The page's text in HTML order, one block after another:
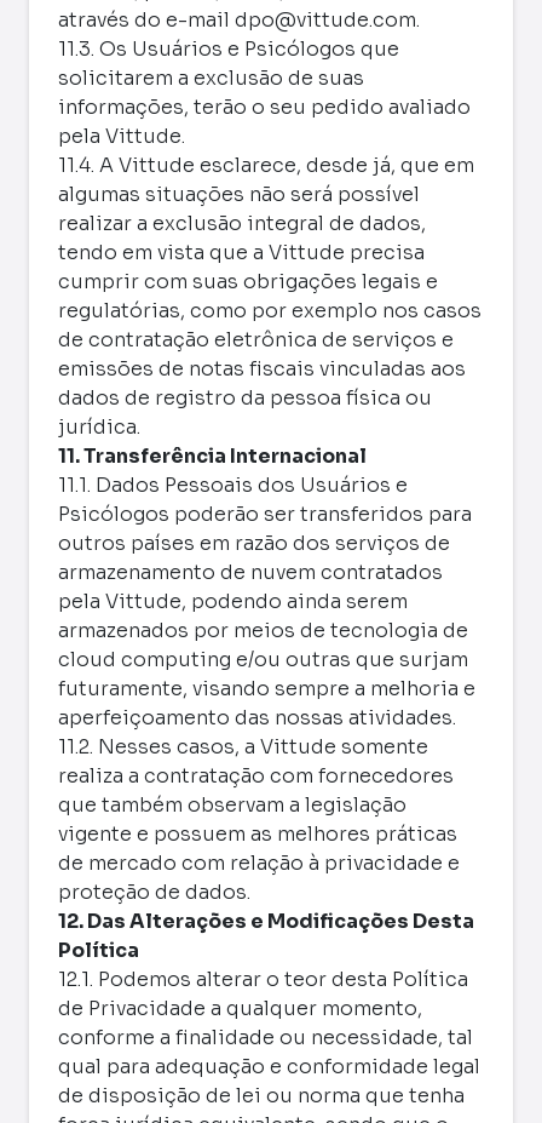
através do e-mail dpo@vittude.com.
11.3. Os Usuários e Psicólogos que
solicitarem a exclusão de suas
informações, terão o seu pedido avaliado
pela Vittude.
11.4. A Vittude esclarece, desde já, que em
algumas situações não será possível
realizar a exclusão integral de dados,
tendo em vista que a Vittude precisa
cumprir com suas obrigações legais e
regulatórias, como por exemplo nos casos
de contratação eletrônica de serviços e
emissões de notas fiscais vinculadas aos
dados de registro da pessoa física ou
jurídica.
11. Transferência Internacional
11.1. Dados Pessoais dos Usuários e
Psicólogos poderão ser transferidos para
outros países em razão dos serviços de
armazenamento de nuvem contratados
pela Vittude, podendo ainda serem
armazenados por meios de tecnologia de
cloud computing e/ou outras que surjam
futuramente, visando sempre a melhoria e
aperfeiçoamento das nossas atividades.
11.2. Nesses casos, a Vittude somente
realiza a contratação com fornecedores
que também observam a legislação
vigente e possuem as melhores práticas
de mercado com relação à privacidade e
proteção de dados.
12. Das Alterações e Modificações Desta
Política
12.1. Podemos alterar o teor desta Política
de Privacidade a qualquer momento,
conforme a finalidade ou necessidade, tal
qual para adequação e conformidade legal
de disposição de lei ou norma que tenha